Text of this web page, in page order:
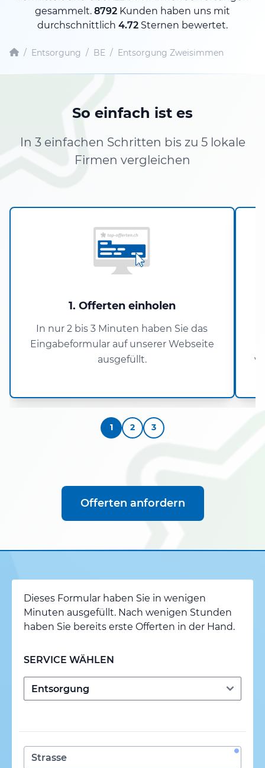
gesammelt. 8792 Kunden haben uns mit
durchschnittlich 4.72 Sternen bewertet.
/ Entsorgung / BE / Entsorgung Zweisimmen
So einfach ist es
In 3 einfachen Schritten bis zu 5 lokale
Firmen vergleichen
1. Offerten einholen
In nur 2 bis 3 Minuten haben Sie das
Eingabeformular auf unserer Webseite
ausgefüllt.
1 2 3
Offerten anfordern
Dieses Formular haben Sie in wenigen
Minuten ausgefüllt. Nach wenigen Stunden
haben Sie bereits erste Offerten in der Hand.
SERVICE WÄHLEN